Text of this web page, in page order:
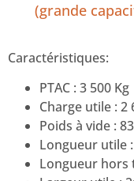
(grande
Caractéristiques:
PTAC : 3 500 Kg
Charge utile : 2
Poids à vide :
Longueur utile
Longueur hors